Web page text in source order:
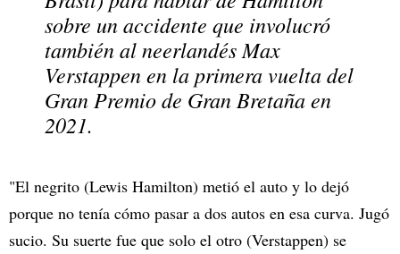
sobre un accidente que involucró
también al neerlandés Max
Verstappen en la primera vuelta del
Gran Premio de Gran Bretaña en
2021.
"El negrito (Lewis Hamilton) metió el auto y lo dejó
porque no tenía cómo pasar a dos autos en esa curva. Jugó
sucio. Su suerte fue que solo el otro (Verstappen) se